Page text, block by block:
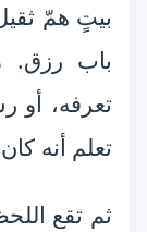
بيتٍ همّ
باب رزق.
تعرفه، أو
تعلم أنه
ثم تقع